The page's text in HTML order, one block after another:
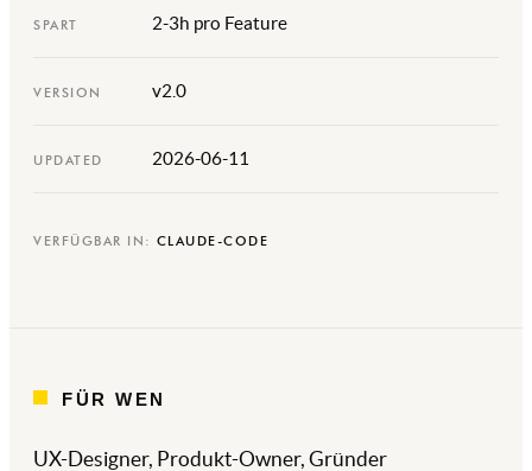
SPART 2-3h pro Feature
VERSION v2.0
UPDATED 2026-06-11
VERFÜGBAR IN: CLAUDE-CODE
FÜR WEN
UX-Designer, Produkt-Owner, Gründer